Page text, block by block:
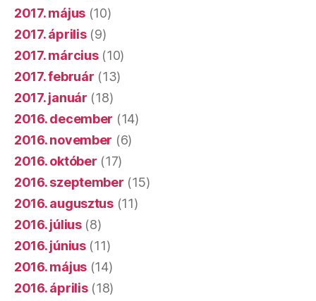
2017. május (10)
2017. április(9)
2017. március(10)
2017. február (13)
2017. január (18)
2016. december (14)
2016. november (6)
2016. október (17)
2016. szeptember (15)
2016. augusztus(11)
2016. július(8)
2016. június(11)
2016. május (14)
2016. április(18)